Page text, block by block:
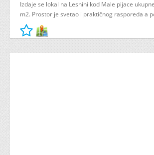
Izdaje se lokal na Lesnini kod Male pijace
m2. Prostor je svetao i praktičnog rasporeda a